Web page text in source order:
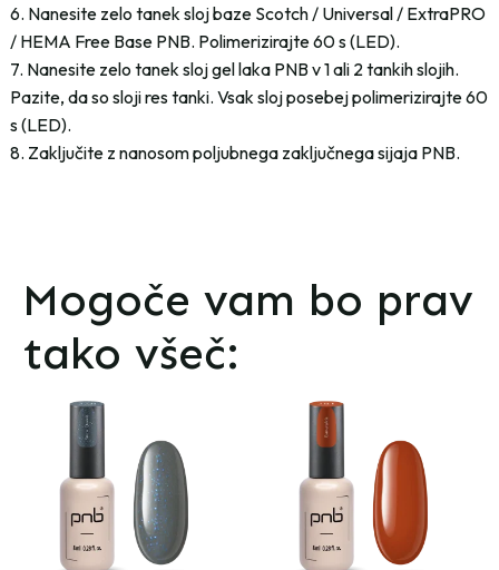
6. Nanesite zelo tanek sloj baze Scotch / Universal / ExtraPRO
/ HEMA Free Base PNB. Polimerizirajte 60 s (LED).
7. Nanesite zelo tanek sloj gel laka PNB v 1 ali 2 tankih slojih.
Pazite, da so sloji res tanki. Vsak sloj posebej polimerizirajte 60
s (LED).
8. Zaključite z nanosom poljubnega zaključnega sijaja PNB.
Mogoče vam bo prav
tako všeč: